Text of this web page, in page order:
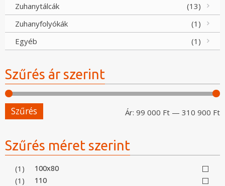
Zuhanytálcák
(13)
Zuhanyfolyókák
(1)
Egyéb
(1)
Szűrés ár szerint
Szűrés Ár: 99 000 Ft — 310 900 Ft
Szűrés méret szerint
100x80
(1)
110
(1)